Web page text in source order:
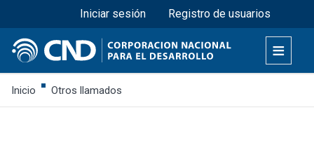
Pasar
al
contenido
principal
Menú superior
Iniciar sesión Registro de usuarios
Inicio Otros llamados